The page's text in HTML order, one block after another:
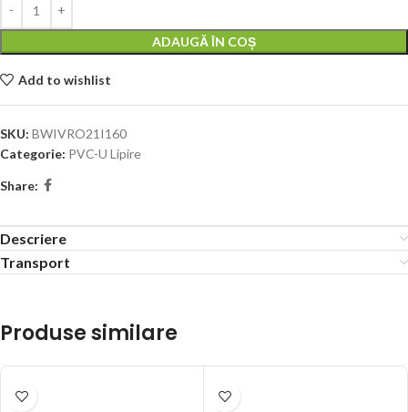
ADAUGĂ ÎN COȘ
Add to wishlist
SKU: BWIVRO21I160
Categorie: PVC-U Lipire
Share:
Descriere
Transport
Produse similare